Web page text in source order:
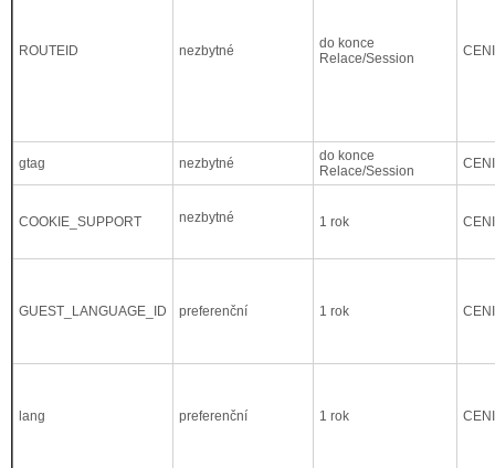
ROUTEID nezbytné
do konce
Relace/Session
gtag nezbytné
do konce
Relace/Session
COOKIE_SUPPORT nezbytné 1 rok
GUEST_LANGUAGE_ID preferenční 1 rok
lang preferenční 1 rok